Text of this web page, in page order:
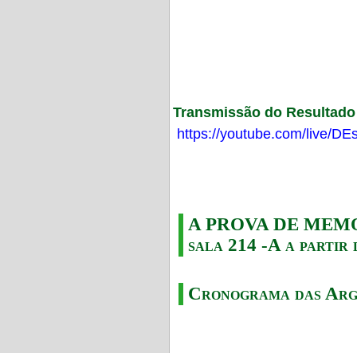
Transmissão do
https://youtube.com/live/
A PROVA DE
sala 214 -A a partir
Cronograma das